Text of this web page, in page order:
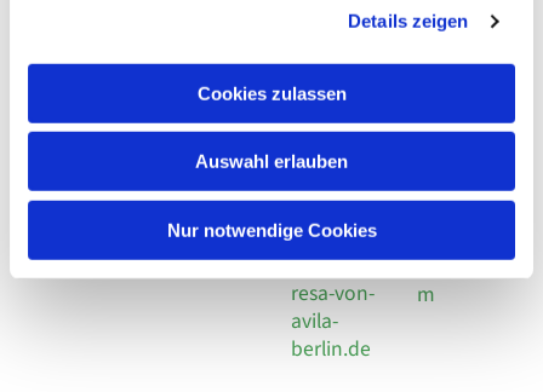
Details zeigen
Cookies zulassen
Auswahl erlauben
Nur notwendige Cookies
Kirchengemeinde Pfarrei
Hl. Theresa von Avila Berlin
Leitender Pfarrer - Norbert
Behaimstr. 39
Telefon
+49 30
924 64 28
Fax +49
30 924 54
18
E-Mail
info@the
resa-von-
avila-
berlin.de
Datensch
utz
Social
Impressu
m